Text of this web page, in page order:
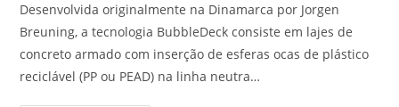
Desenvolvida originalmente na Dinamarca por Jorgen
Breuning, a tecnologia BubbleDeck consiste em lajes de
concreto armado com inserção de esferas ocas de plástico
reciclável (PP ou PEAD) na linha neutra…